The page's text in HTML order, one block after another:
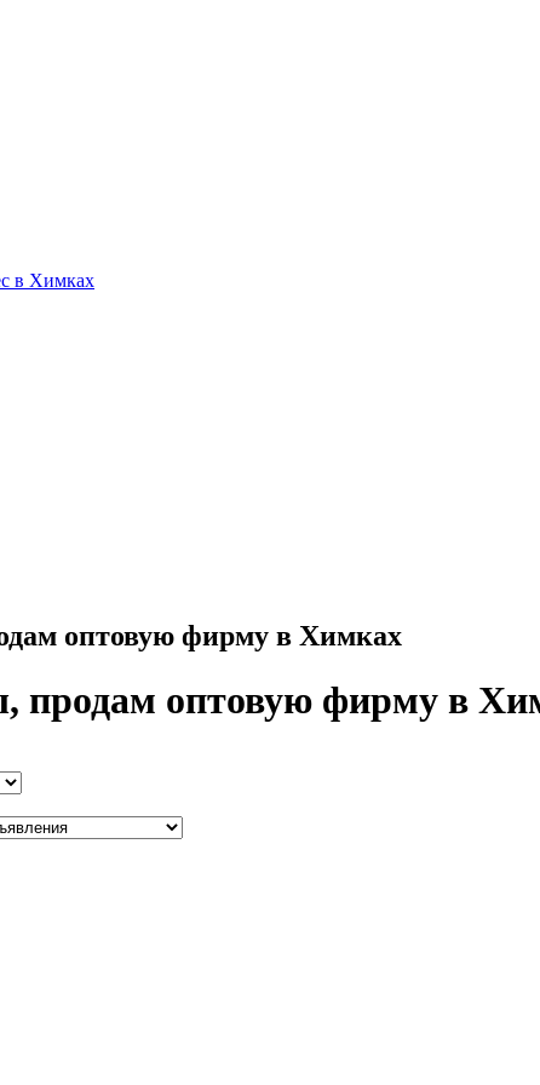
в Химках
оптовую фирму в Химках
продам оптовую фирму в